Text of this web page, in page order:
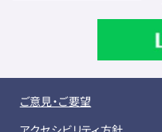
ご意見・ご要望